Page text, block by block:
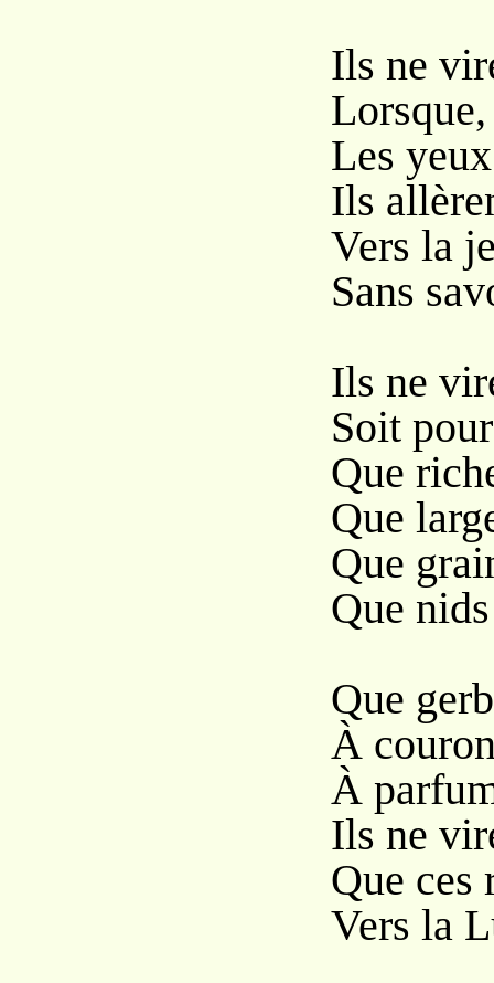
Ils ne
Lorsque,
Les
Ils
Vers la
Sans
Ils ne
Soit
Que
Que
Que
Que
Que
À
À
Ils ne
Que ces
Vers la